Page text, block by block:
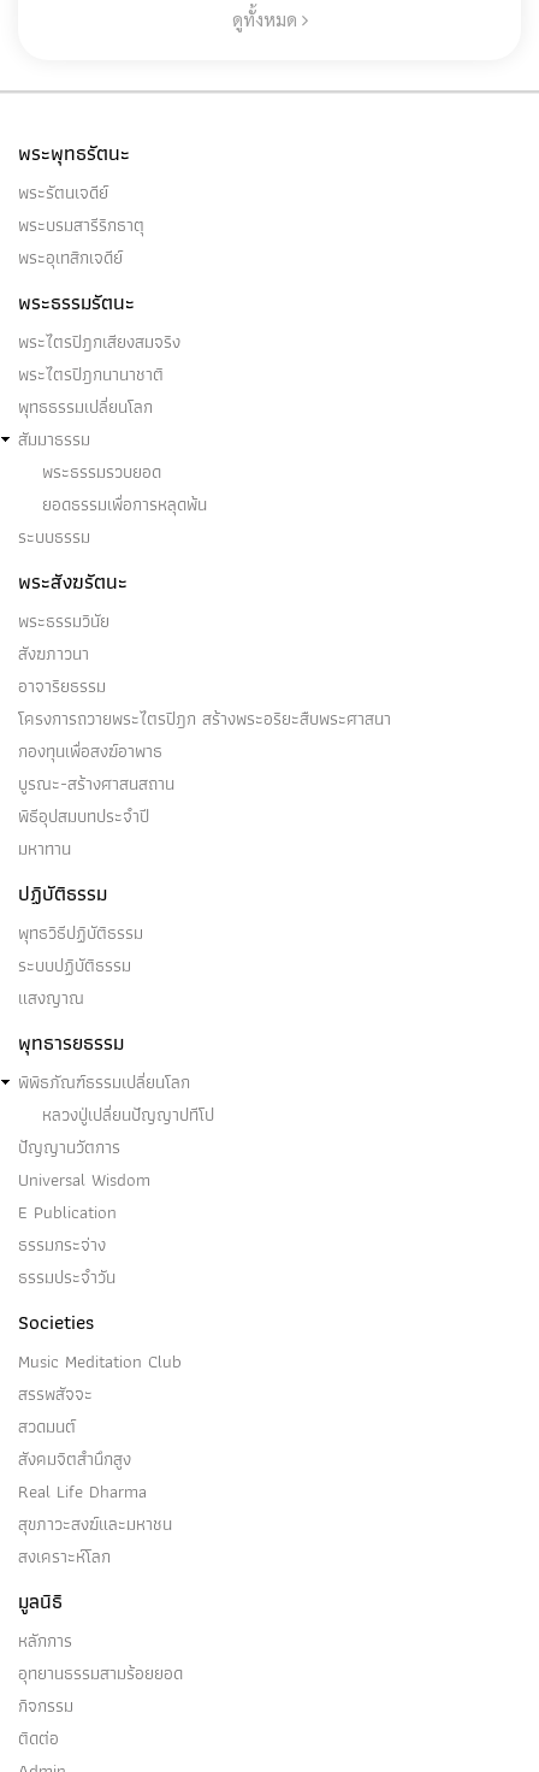
ดูทั้งหมด
พระพุทธรัตนะ
พระรัตนเจดีย์
พระบรมสารีริกธาตุ
พระอุเทสิกเจดีย์
พระธรรมรัตนะ
พระไตรปิฎกเสียงสมจริง
พระไตรปิฎกนานาชาติ
พุทธธรรมเปลี่ยนโลก
สัมมาธรรม
พระธรรมรวบยอด
ยอดธรรมเพื่อการหลุดพ้น
ระบบธรรม
พระสังฆรัตนะ
พระธรรมวินัย
สังฆภาวนา
อาจาริยธรรม
โครงการถวายพระไตรปิฎก สร้างพระอริยะสืบพระศาสนา
กองทุนเพื่อสงฆ์อาพาธ
บูรณะ-สร้างศาสนสถาน
พิธีอุปสมบทประจำปี
มหาทาน
ปฏิบัติธรรม
พุทธวิธีปฏิบัติธรรม
ระบบปฏิบัติธรรม
แสงญาณ
พุทธารยธรรม
พิพิธภัณฑ์ธรรมเปลี่ยนโลก
หลวงปู่เปลี่ยนปัญญาปทีโป
ปัญญานวัตการ
Universal Wisdom
E Publication
ธรรมกระจ่าง
ธรรมประจำวัน
Societies
Music Meditation Club
สรรพสัจจะ
สวดมนต์
สังคมจิตสำนึกสูง
Real Life Dharma
สุขภาวะสงฆ์และมหาชน
สงเคราะห์โลก
มูลนิธิ
หลักการ
อุทยานธรรมสามร้อยยอด
กิจกรรม
ติดต่อ